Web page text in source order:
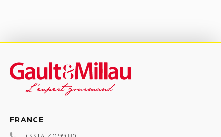
FRANCE
+33 1 41 40 99 80